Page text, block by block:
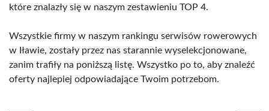
które znalazły się w naszym zestawieniu TOP 4.
Wszystkie firmy w naszym rankingu serwisów rowerowych
w Iławie, zostały przez nas starannie wyselekcjonowane,
zanim trafiły na poniższą listę. Wszystko po to, aby znaleźć
oferty najlepiej odpowiadające Twoim potrzebom.